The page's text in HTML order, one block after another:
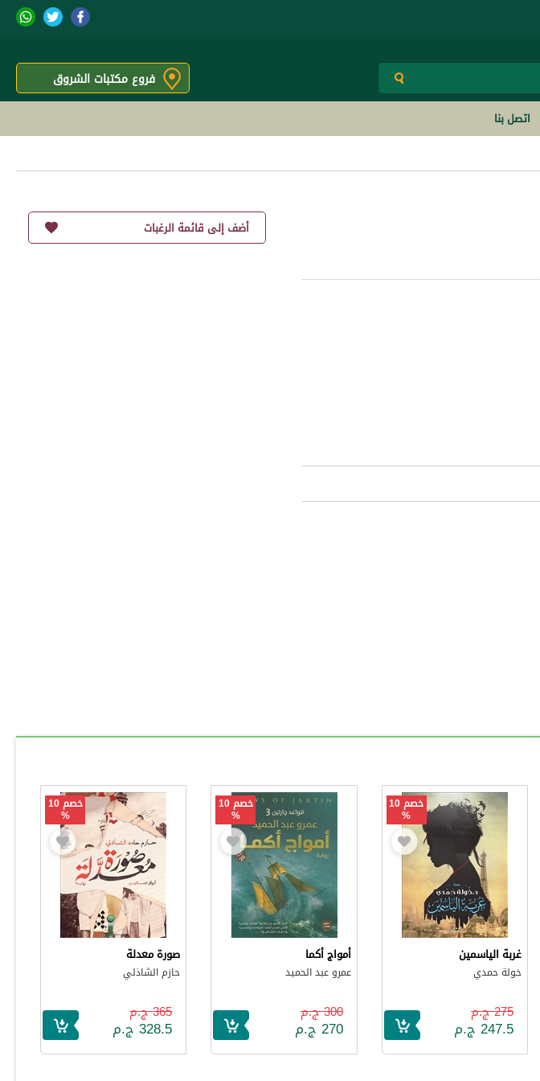
فروع مكتبات الشروق
اتصل بنا
أضف إلى قائمة الرغبات
خصم 10
%
غربة الياسمين
خولة حمدي
275 ج.م
247.5 ج.م
خصم 10
%
أمواج أكما
عمرو عبد الحميد
300 ج.م
270 ج.م
خصم 10
%
صورة معدلة
حازم الشاذلي
365 ج.م
328.5 ج.م